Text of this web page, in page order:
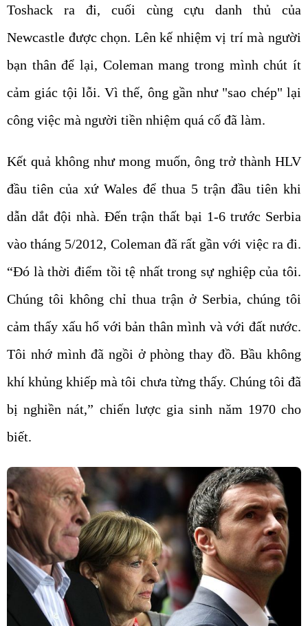
Toshack ra đi, cuối cùng cựu danh thủ của
Newcastle được chọn. Lên kế nhiệm vị trí mà người
bạn thân để lại, Coleman mang trong mình chút ít
cảm giác tội lỗi. Vì thế, ông gần như "sao chép" lại
công việc mà người tiền nhiệm quá cố đã làm.
Kết quả không như mong muốn, ông trở thành HLV
đầu tiên của xứ Wales để thua 5 trận đầu tiên khi
dẫn dắt đội nhà. Đến trận thất bại 1-6 trước Serbia
vào tháng 5/2012, Coleman đã rất gần với việc ra đi.
“Đó là thời điểm tồi tệ nhất trong sự nghiệp của tôi.
Chúng tôi không chỉ thua trận ở Serbia, chúng tôi
cảm thấy xấu hổ với bản thân mình và với đất nước.
Tôi nhớ mình đã ngồi ở phòng thay đồ. Bầu không
khí khủng khiếp mà tôi chưa từng thấy. Chúng tôi đã
bị nghiền nát,” chiến lược gia sinh năm 1970 cho
biết.